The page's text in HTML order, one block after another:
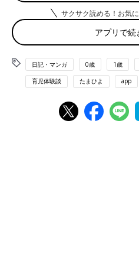
サクサク読める！お気
アプリで続
日記・マンガ 0歳 1歳
育児体験談 たまひよ app